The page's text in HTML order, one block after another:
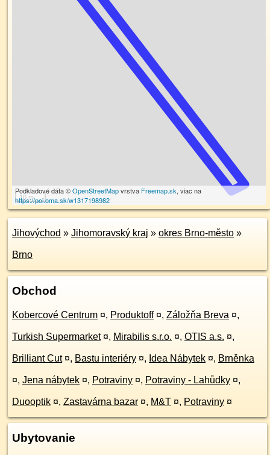
10 m
Podkladové dáta ©OpenStreetMapvrstva Freemap.sk, viac na
https://poi.oma.sk/w1317198982
Jihovýchod » Jihomoravský kraj » okres Brno-město »
Brno
Obchod
Kobercové Centrum ¤, Produktoff ¤, Záložňa Breva ¤,
Turkish Supermarket ¤, Mirabilis s.r.o. ¤, OTIS a.s. ¤,
Brilliant Cut ¤, Bastu interiéry ¤, Idea Nábytek ¤, Brněnka
¤, Jena nábytek ¤, Potraviny ¤, Potraviny - Lahůdky ¤,
Duooptik ¤, Zastavárna bazar ¤, M&T ¤, Potraviny ¤
Ubytovanie